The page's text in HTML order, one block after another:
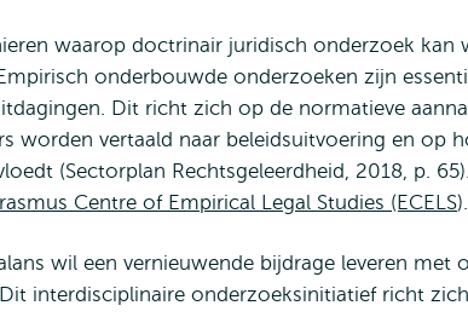
waarop doctrinair juridisch onderzoek kan
onderbouwde onderzoeken zijn
Dit richt zich op de normatieve
worden vertaald naar beleidsuitvoering en op
(Sectorplan Rechtsgeleerdheid, 2018, p.
Centre of Empirical Legal Studies (ECELS).
wil een vernieuwende bijdrage leveren
interdisciplinaire onderzoeksinitiatief richt